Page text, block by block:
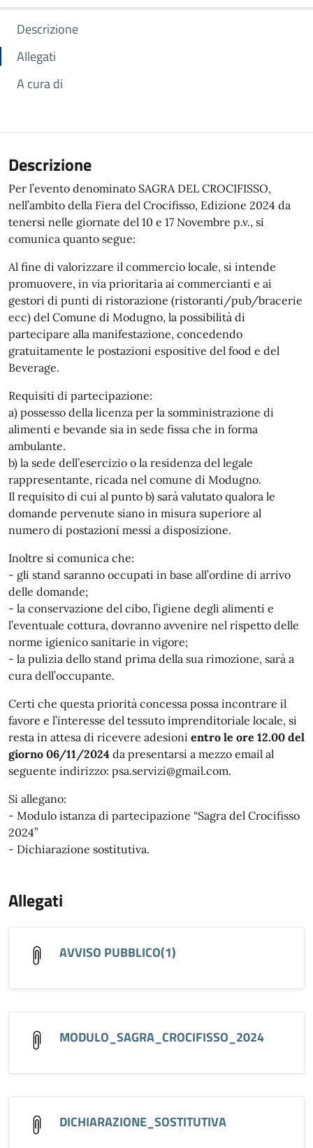
Descrizione
Allegati
A cura di
Descrizione
Per l’evento denominato SAGRA DEL CROCIFISSO,
nell’ambito della Fiera del Crocifisso, Edizione 2024 da
tenersi nelle giornate del 10 e 17 Novembre p.v., si
comunica quanto segue:
Al fine di valorizzare il commercio locale, si intende
promuovere, in via prioritaria ai commercianti e ai
gestori di punti di ristorazione (ristoranti/pub/bracerie
ecc) del Comune di Modugno, la possibilità di
partecipare alla manifestazione, concedendo
gratuitamente le postazioni espositive del food e del
Beverage.
Requisiti di partecipazione:
a) possesso della licenza per la somministrazione di
alimenti e bevande sia in sede fissa che in forma
ambulante.
b) la sede dell’esercizio o la residenza del legale
rappresentante, ricada nel comune di Modugno.
Il requisito di cui al punto b) sarà valutato qualora le
domande pervenute siano in misura superiore al
numero di postazioni messi a disposizione.
Inoltre si comunica che:
- gli stand saranno occupati in base all’ordine di arrivo
delle domande;
- la conservazione del cibo, l’igiene degli alimenti e
l’eventuale cottura, dovranno avvenire nel rispetto delle
norme igienico sanitarie in vigore;
- la pulizia dello stand prima della sua rimozione, sarà a
cura dell’occupante.
Certi che questa priorità concessa possa incontrare il
favore e l’interesse del tessuto imprenditoriale locale, si
resta in attesa di ricevere adesioni entro le ore 12.00 del
giorno 06/11/2024 da presentarsi a mezzo email al
seguente indirizzo: psa.servizi@gmail.com.
Si allegano:
- Modulo istanza di partecipazione “Sagra del Crocifisso
2024”
- Dichiarazione sostitutiva.
Allegati
AVVISO PUBBLICO(1)
MODULO_SAGRA_CROCIFISSO_2024
DICHIARAZIONE_SOSTITUTIVA